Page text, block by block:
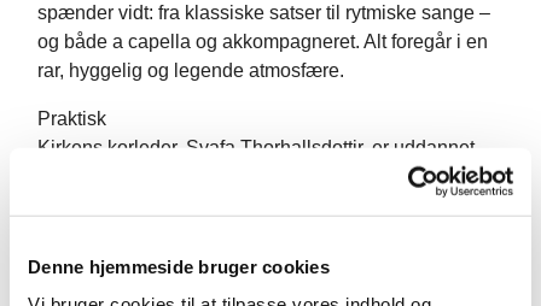
Denne hjemmeside bruger cookies
spænder vidt: fra klassiske satser til rytmiske sange –
og både a capella og akkompagneret. Alt foregår i en
rar, hyggelig og legende atmosfære.
Praktisk
Kirkens korleder, Svafa Thorhallsdottir, er uddannet
en del ekstra prøver op til julekoncerten i kirken og